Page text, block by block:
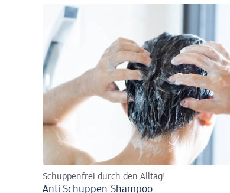
Schuppenfrei durch den Alltag!
Anti-Schuppen Shampoo